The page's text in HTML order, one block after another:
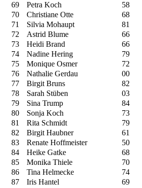
69
Petra Koch 58
70
Christiane Otte 68
71
Silvia Mohaupt 81
72
Astrid Blume 66
73
Heidi Brand 66
74
Nadine Hering 79
75
Monique Osmer 72
76
Nathalie Gerdau 00
77
Birgit Bruns 82
78
Sarah Stüben 03
79
Sina Trump 84
80
Sonja Koch 73
81
Rita Schmidt 79
82
Birgit Haubner 61
83
Renate Hoffmeister 50
84
Heike Gatke 68
85
Monika Thiele 70
86
Tina Helmecke 74
87
Iris Hantel 69